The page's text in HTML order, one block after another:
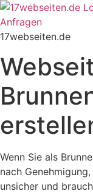
Zum
Inhalt
springen
Anfragen
17webseiten.de
Wenn Sie als
nach
unsicher und